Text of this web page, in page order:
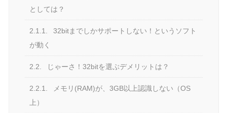
としては？
2.1.1.
32bitまでしかサポートしない！というソフト
が動く
2.2. じゃーさ！32bitを選ぶデメリットは？
2.2.1.
メモリ(RAM)が、3GB以上認識しない（OS
上）